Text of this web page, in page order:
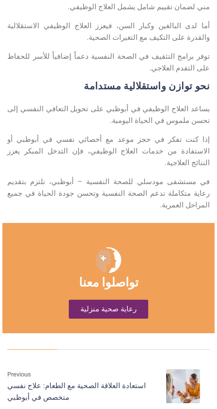
مني لضمان تقييم شامل يشمل العلاج الوظيفي.
أما لدى البالغين وكبار السن، فيعزز العلاج الوظيفي الاستقلالية
والقدرة على التكيف مع التغيرات الصحية.
توفر برامج التثقيف في الصحة النفسية دعماً إضافياً للأسر للحفاظ
على التقدم العلاجي.
نحو توازن واستقلالية مستدامة
يساعد العلاج الوظيفي في أبوظبي على تحويل التعافي النفسي إلى
تحسن ملموس في الحياة اليومية.
إذا كنت تفكر في حجز موعد مع أخصائي نفسي في أبوظبي أو
الاستفادة من خدمات العلاج الوظيفي، فإن التدخل المبكر يعزز
النتائج العلاجية.
في مستشفى مودسلي للصحة النفسية – أبوظبي، نلتزم بتقديم
رعاية متكاملة تدعم الصحة النفسية وتحسن جودة الحياة في جميع
المراحل العمرية.
تواصلوا معنا
رعاية صحية منزلية
Previous
استعادة العلاقة الصحية مع الطعام: علاج نفسي
متخصص في أبوظبي